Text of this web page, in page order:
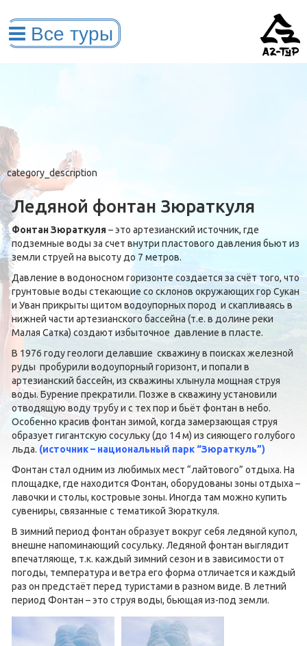
category_description
Ледяной фонтан Зюраткуля
Фонтан Зюраткуля– это артезианский источник, где
подземные воды за счет внутри пластового давления бьют из
земли струей на высоту до 7 метров.
Давление в водоносном горизонте создается за счёт того, что
грунтовые воды стекающие со склонов окружающих гор Сукан
и Уван прикрыты щитом водоупорных пород и скапливаясь в
нижней части артезианского бассейна (т.е. в долине реки
Малая Сатка) создают избыточное давление в пласте.
В 1976 году геологи делавшие скважину в поисках железной
руды пробурили водоупорный горизонт, и попали в
артезианский бассейн, из скважины хлынула мощная струя
воды. Бурение прекратили. Позже в скважину установили
отводящую воду трубу и с тех пор и бьёт фонтан в небо.
Особенно красив фонтан зимой, когда замерзающая струя
образует гигантскую сосульку (до 14 м) из сияющего голубого
льда. (источник – национальный парк “Зюраткуль”)
Фонтан стал одним из любимых мест “лайтового” отдыха. На
площадке, где находится Фонтан, оборудованы зоны отдыха –
лавочки и столы, костровые зоны. Иногда там можно купить
сувениры, связанные с тематикой Зюраткуля.
В зимний период фонтан образует вокруг себя ледяной купол,
внешне напоминающий сосульку. Ледяной фонтан выглядит
впечатляюще, т.к. каждый зимний сезон и в зависимости от
погоды, температура и ветра его форма отличается и каждый
раз он предстаёт перед туристами в разном виде. В летний
период Фонтан – это струя воды, бьющая из-под земли.